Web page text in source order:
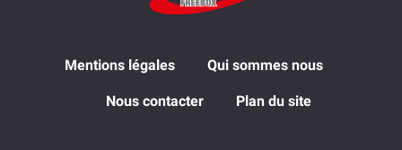
Mentions légales Qui sommes nous
Nous contacter Plan du site